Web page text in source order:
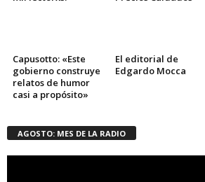
Capusotto: «Este
gobierno construye
relatos de humor
casi a propósito»
El editorial de
Edgardo Mocca
AGOSTO: MES DE LA RADIO